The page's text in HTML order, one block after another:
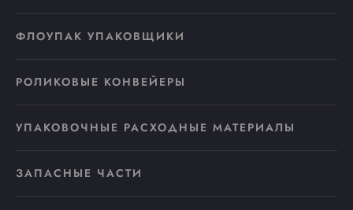
ФЛОУПАК УПАКОВЩИКИ
РОЛИКОВЫЕ КОНВЕЙЕРЫ
УПАКОВОЧНЫЕ РАСХОДНЫЕ МАТЕРИАЛЫ
ЗАПАСНЫЕ ЧАСТИ